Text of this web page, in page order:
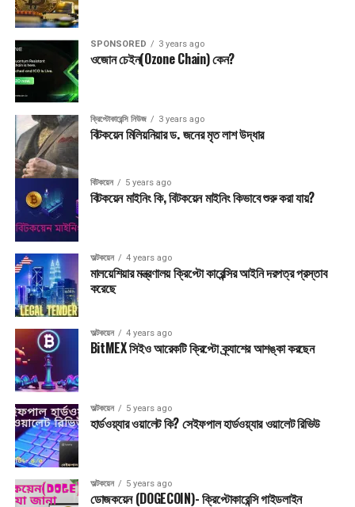
SPONSORED 3 years ago
ওজোন চেইন(Ozone Chain) কেন?
ক্রিপ্টোকারেন্সি নিউজ 3 years ago
বিটকয়েন মিলিয়নিয়ার ড. জনের মৃত লাশ উদ্ধার
বিটকয়েন 5 years ago
বিটকয়েন মাইনিং কি, বিটকয়েন মাইনিং কিভাবে শুরু করা যায়?
অল্টকয়েন 4 years ago
মালয়েশিয়ার মন্ত্রণালয় ক্রিপ্টো কারেন্সির আইনি দরপত্র প্রস্তাব
করেছে
অল্টকয়েন 4 years ago
BitMEX সিইও আরেকটি ক্রিপ্টো ক্র্যাশের আশঙ্কা করছেন
অল্টকয়েন 5 years ago
হার্ডওয়্যার ওয়ালেট কি? সেইফপাল হার্ডওয়্যার ওয়ালেট রিভিউ
অল্টকয়েন 5 years ago
ডোজকয়েন (DOGECOIN)- ক্রিপ্টোকারেন্সি গাইডলাইন